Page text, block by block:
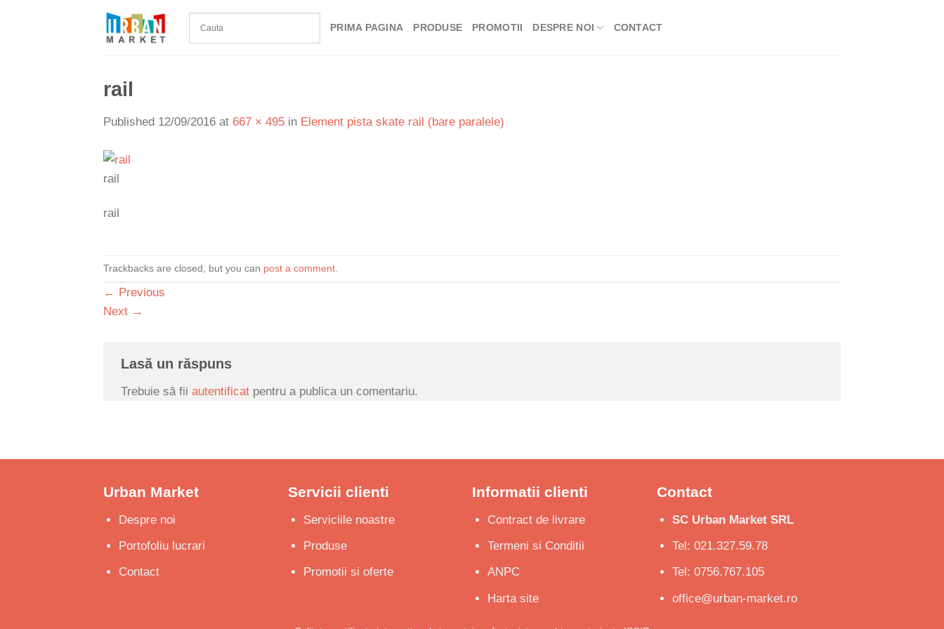
PRIMA PAGINA PRODUSE PROMOTII DESPRE NOI CONTACT
rail
Published 12/09/2016 at 667 × 495 in Element pista skate rail (bare paralele)
rail
rail
Trackbacks are closed, but you can post a comment.
← Previous
Next →
Lasă un răspuns
Trebuie să fii autentificat pentru a publica un comentariu.
Urban Market
Despre noi
Portofoliu lucrari
Contact
Servicii clienti
Serviciile noastre
Produse
Promotii si oferte
Informatii clienti
Contract de livrare
Termeni si Conditii
ANPC
Harta site
Contact
SC Urban Market SRL
Tel: 021.327.59.78
Tel: 0756.767.105
office@urban-market.ro